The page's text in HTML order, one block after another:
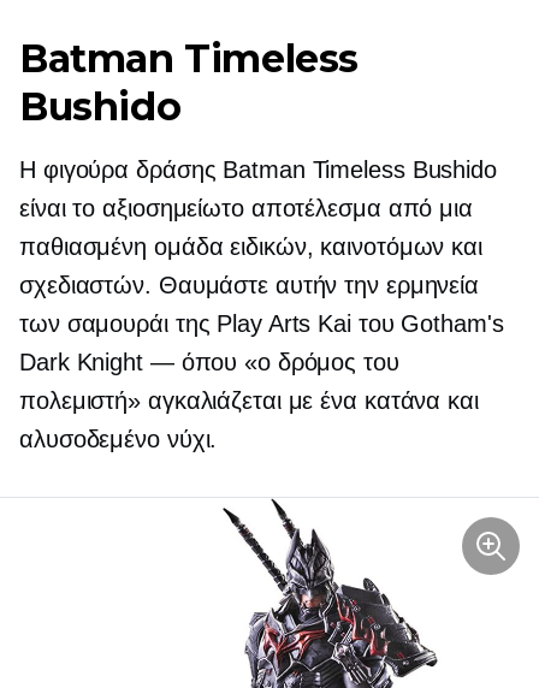
Batman Timeless
Bushido
Η φιγούρα δράσης Batman Timeless Bushido
είναι το αξιοσημείωτο αποτέλεσμα από μια
παθιασμένη ομάδα ειδικών, καινοτόμων και
σχεδιαστών. Θαυμάστε αυτήν την ερμηνεία
των σαμουράι της Play Arts Kai του Gotham's
Dark Knight — όπου «ο δρόμος του
πολεμιστή» αγκαλιάζεται με ένα κατάνα και
αλυσοδεμένο νύχι.